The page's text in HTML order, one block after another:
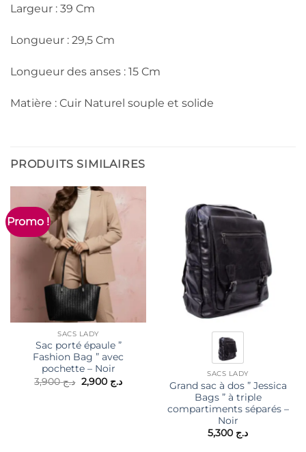
Largeur : 39 Cm
Longueur : 29,5 Cm
Longueur des anses : 15 Cm
Matière : Cuir Naturel souple et solide
PRODUITS SIMILAIRES
Promo !
SACS LADY
Sac porté épaule ”
Fashion Bag ” avec
pochette – Noir
د.ج3,900
Le
prix
د.ج 2,900
Le
SACS LADY
Grand sac à dos ” Jessica
Bags ” à triple
compartiments séparés –
Noir
د.ج